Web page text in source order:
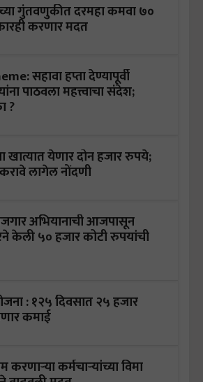
गुंतवणुकीत दरमहा कमवा ७०
करणार मदत
सहावा हप्ता देण्यापूर्वी
पाठवला महत्त्वाचा संदेश;
?
खात्यात येणार दोन हजार रुपये;
लागेल नोंदणी
अभियानाची आजपासून
केली ५० हजार कोटी रुपयांची
२५ हजार
कमाई
कर्मचाऱ्यांच्या विमा